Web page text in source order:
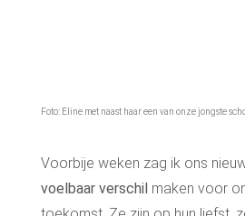
Foto: Eline met naast haar een van onze jongste
Voorbije weken zag ik ons
voelbaar verschil maken voor